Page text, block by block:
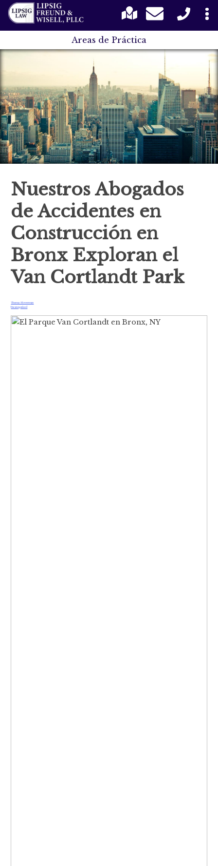
Areas de Práctica
Nuestros Abogados
de Accidentes en
Construcción en
Bronx Exploran el
Van Cortlandt Park
Thomas Moverman
Uncategorized